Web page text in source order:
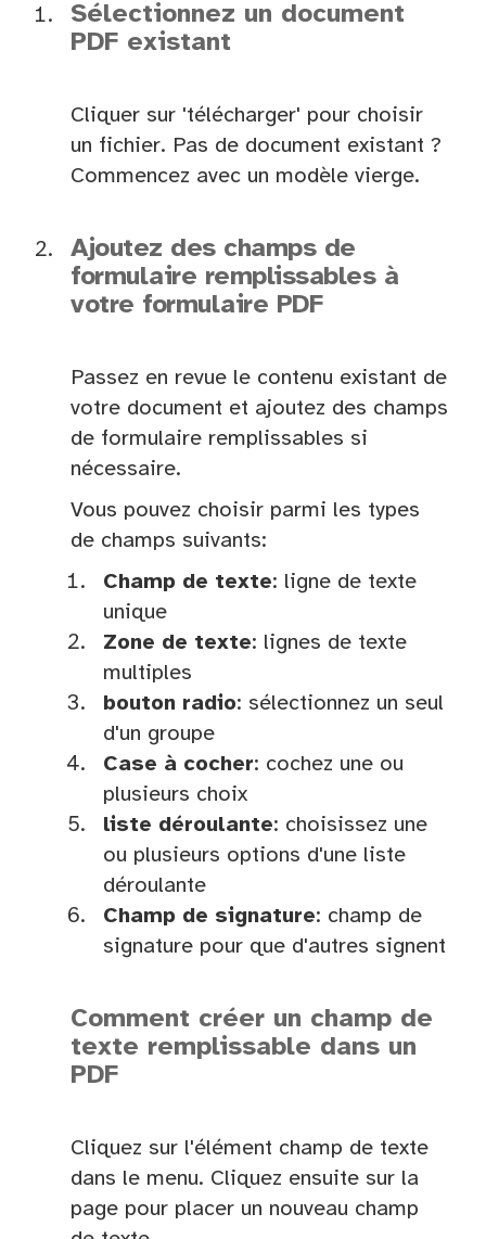
Sélectionnez un document
PDF existant
Cliquer sur 'télécharger' pour choisir
un fichier. Pas de document existant ?
Commencez avec un modèle vierge.
Ajoutez des champs de
formulaire remplissables à
votre formulaire PDF
Passez en revue le contenu existant de
votre document et ajoutez des champs
de formulaire remplissables si
nécessaire.
Vous pouvez choisir parmi les types
de champs suivants:
Champ de texte: ligne de texte
unique
Zone de texte: lignes de texte
multiples
bouton radio: sélectionnez un seul
d'un groupe
Case à cocher: cochez une ou
plusieurs choix
liste déroulante: choisissez une
ou plusieurs options d'une liste
déroulante
Champ de signature: champ de
signature pour que d'autres signent
Comment créer un champ de
texte remplissable dans un
PDF
Cliquez sur l'élément champ de texte
dans le menu. Cliquez ensuite sur la
page pour placer un nouveau champ